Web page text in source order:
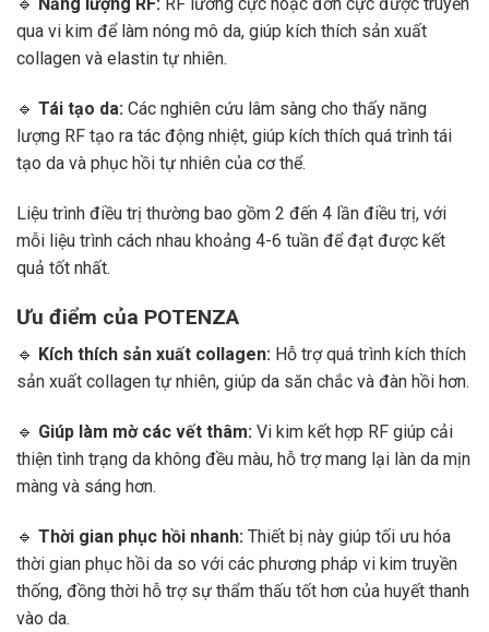
🔹 Năng lượng RF: RF lưỡng cực hoặc đơn cực được truyền
qua vi kim để làm nóng mô da, giúp kích thích sản xuất
collagen và elastin tự nhiên.
🔹 Tái tạo da: Các nghiên cứu lâm sàng cho thấy năng
lượng RF tạo ra tác động nhiệt, giúp kích thích quá trình tái
tạo da và phục hồi tự nhiên của cơ thể.
Liệu trình điều trị thường bao gồm 2 đến 4 lần điều trị, với
mỗi liệu trình cách nhau khoảng 4-6 tuần để đạt được kết
quả tốt nhất.
Ưu điểm của POTENZA
🔹 Kích thích sản xuất collagen: Hỗ trợ quá trình kích thích
sản xuất collagen tự nhiên, giúp da săn chắc và đàn hồi hơn.
🔹 Giúp làm mờ các vết thâm: Vi kim kết hợp RF giúp cải
thiện tình trạng da không đều màu, hỗ trợ mang lại làn da mịn
màng và sáng hơn.
🔹 Thời gian phục hồi nhanh: Thiết bị này giúp tối ưu hóa
thời gian phục hồi da so với các phương pháp vi kim truyền
thống, đồng thời hỗ trợ sự thẩm thấu tốt hơn của huyết thanh
vào da.